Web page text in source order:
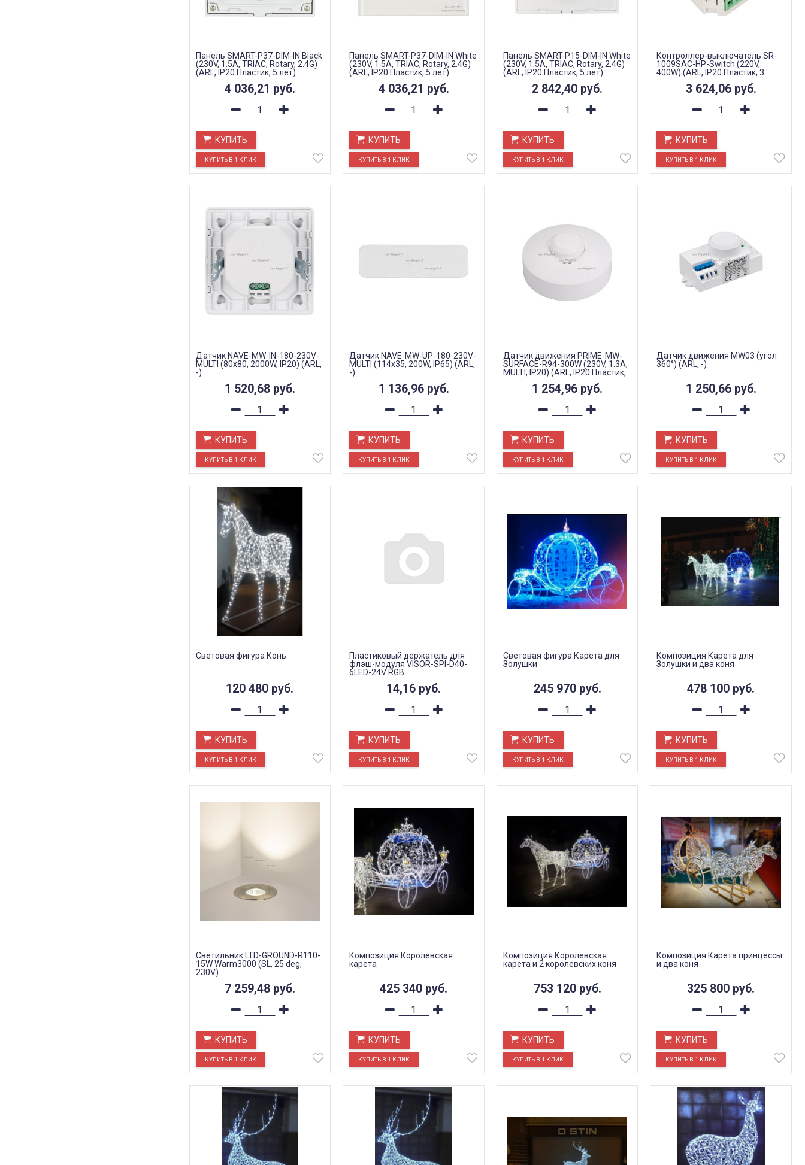
Панель SMART-P37-DIM-IN Black
(230V, 1.5A, TRIAC, Rotary, 2.4G)
(ARL, IP20 Пластик, 5 лет)
4 036,21 руб.
КУПИТЬ
Панель SMART-P37-DIM-IN White
(230V, 1.5A, TRIAC, Rotary, 2.4G)
(ARL, IP20 Пластик, 5 лет)
4 036,21 руб.
КУПИТЬ
Панель SMART-P15-DIM-IN White
(230V, 1.5A, TRIAC, Rotary, 2.4G)
(ARL, IP20 Пластик, 5 лет)
2 842,40 руб.
КУПИТЬ
Контроллер-выключатель SR-
1009SAC-HP-Switch (220V,
400W) (ARL, IP20 Пластик, 3
3 624,06 руб.
КУПИТЬ
Датчик NAVE-MW-IN-180-230V-
MULTI (80x80, 2000W, IP20) (ARL,
-)
1 520,68 руб.
КУПИТЬ
Датчик NAVE-MW-UP-180-230V-
MULTI (114x35, 200W, IP65) (ARL,
-)
1 136,96 руб.
КУПИТЬ
Датчик движения PRIME-MW-
SURFACE-R94-300W (230V, 1.3A,
MULTI, IP20) (ARL, IP20 Пластик,
1 254,96 руб.
КУПИТЬ
Датчик движения MW03 (угол
360°) (ARL, -)
1 250,66 руб.
КУПИТЬ
Световая фигура Конь
120 480 руб.
КУПИТЬ
Пластиковый держатель для
флэш-модуля VISOR-SPI-D40-
6LED-24V RGB
14,16 руб.
КУПИТЬ
Световая фигура Карета для
Золушки
245 970 руб.
КУПИТЬ
Композиция Карета для
Золушки и два коня
478 100 руб.
КУПИТЬ
Светильник LTD-GROUND-R110-
15W Warm3000 (SL, 25 deg,
230V)
7 259,48 руб.
КУПИТЬ
Композиция Королевская
карета
425 340 руб.
КУПИТЬ
Композиция Королевская
карета и 2 королевских коня
753 120 руб.
КУПИТЬ
Композиция Карета принцессы
и два коня
325 800 руб.
КУПИТЬ